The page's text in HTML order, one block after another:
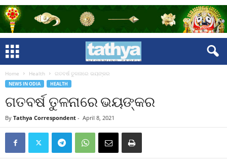
Home Health ଗତବର୍ଷ ତୁଳନାରେ ଭୟଙ୍କର
NEWS IN ODIA HEALTH
ଗତବର୍ଷ ତୁଳନାରେ ଭୟଙ୍କର
By Tathya Correspondent - April 8, 2021